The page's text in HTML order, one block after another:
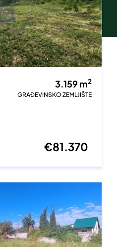
3.159 m2
GRAĐEVINSKO ZEMLJIŠTE
€81.370